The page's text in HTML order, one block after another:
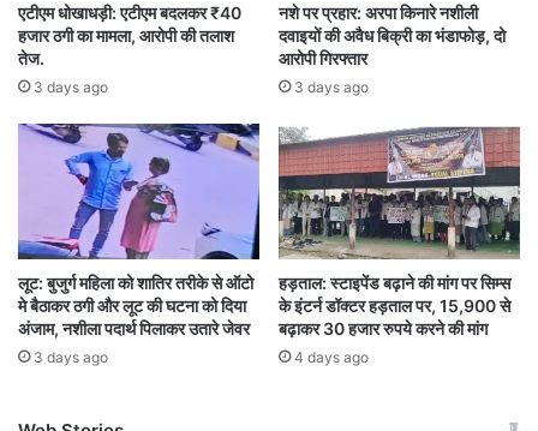
संगठन ने पुलिस प्रशासन की कार्रवाई का समर्थन करते हुए
एटीएम धोखाधड़ी: एटीएम बदलकर ₹40
हजार ठगी का मामला, आरोपी की तलाश
तेज.
3 days ago
नशे पर प्रहार: अरपा किनारे नशीली
दवाइयों की अवैध बिक्री का भंडाफोड़, दो
आरोपी गिरफ्तार
3 days ago
लूट: बुजुर्ग महिला को शातिर तरीके से ऑटो
मे बैठाकर ठगी और लूट की घटना को दिया
अंजाम, नशीला पदार्थ पिलाकर उतारे जेवर
3 days ago
हड़ताल: स्टाइपेंड बढ़ाने की मांग पर सिम्स
के इंटर्न डॉक्टर हड़ताल पर, 15,900 से
बढ़ाकर 30 हजार रुपये करने की मांग
4 days ago